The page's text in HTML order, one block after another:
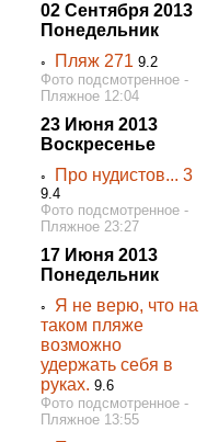
02 Сентября 2013
Понедельник
◦ Пляж 271 9.2
Фото подсмотренное -
Пляжное 12:04
23 Июня 2013
Воскресенье
◦ Про нудистов... 3
9.4
Фото подсмотренное -
Пляжное 23:27
17 Июня 2013
Понедельник
◦ Я не верю, что на
таком пляже
возможно
удержать себя в
руках. 9.6
Фото подсмотренное -
Пляжное 13:55